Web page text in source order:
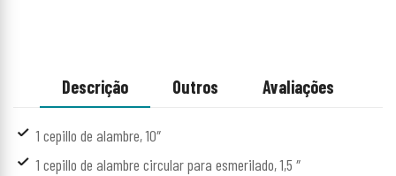
Descrição Outros Avaliações
1 cepillo de alambre, 10″
1 cepillo de alambre circular para esmerilado, 1,5 ″